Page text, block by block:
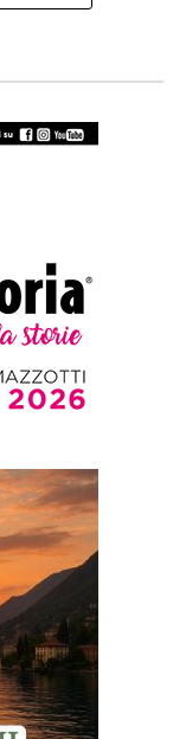
i nidi
al via le
alla
7-15
2026